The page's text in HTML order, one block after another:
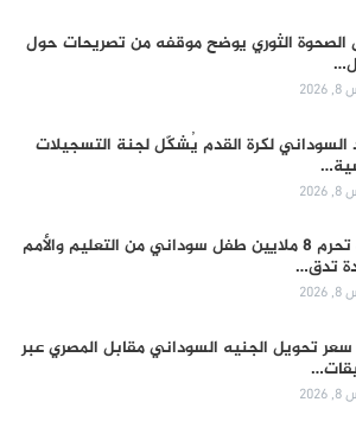
الثوري يوضح موقفه من تصريحات حول
السوداني لكرة القدم يُشكّل لجنة التسجيلات
الحرب تحرم 8 ملايين طفل سوداني من التعليم والأمم
تدق…
سعر تحويل الجنيه السوداني مقابل المصري عبر